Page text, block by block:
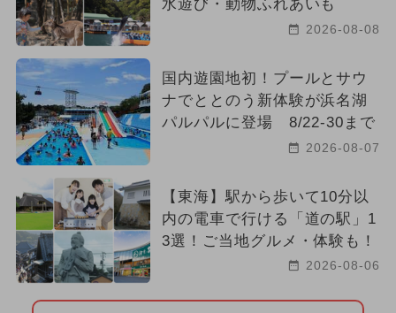
水遊び・動物ふれあいも
2026-08-08
国内遊園地初！プールとサウ
ナでととのう新体験が浜名湖
パルパルに登場 8/22-30まで
2026-08-07
【東海】駅から歩いて10分以
内の電車で行ける「道の駅」1
3選！ご当地グルメ・体験も！
2026-08-06